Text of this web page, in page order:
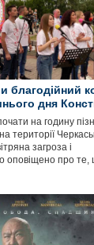
благодійний
дня
на годину
території
загроза і
оповіщено про те,